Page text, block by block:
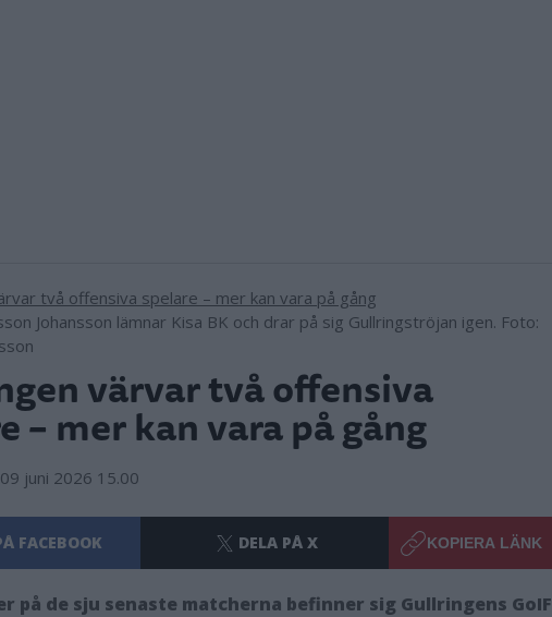
Johansson lämnar Kisa BK och drar på sig Gullringströjan igen. Foto:
värvar två offensiva
– mer kan vara på gång
09 juni 2026 15.00
FACEBOOK DELA PÅ X KOPIERA LÄNK
på de sju senaste matcherna befinner sig Gullringens GoIF